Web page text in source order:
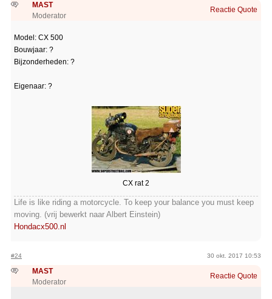
MAST
Moderator
Reactie Quote
Model: CX 500
Bouwjaar: ?
Bijzonderheden: ?
Eigenaar: ?
CX rat 2
Life is like riding a motorcycle. To keep your balance you must keep
moving. (vrij bewerkt naar Albert Einstein)
Hondacx500.nl
#24 30 okt. 2017 10:53
MAST
Moderator
Reactie Quote